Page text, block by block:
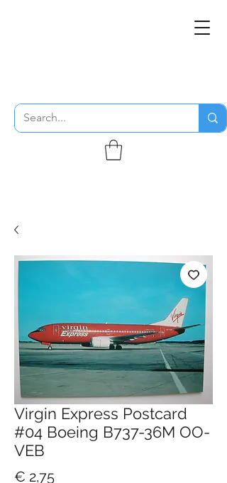
Virgin Express Postcard
#04 Boeing B737-36M OO-
VEB
€ 2,75